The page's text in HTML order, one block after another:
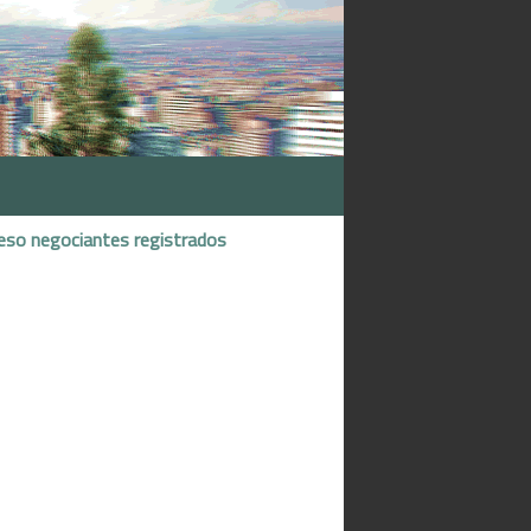
negociantes registrados